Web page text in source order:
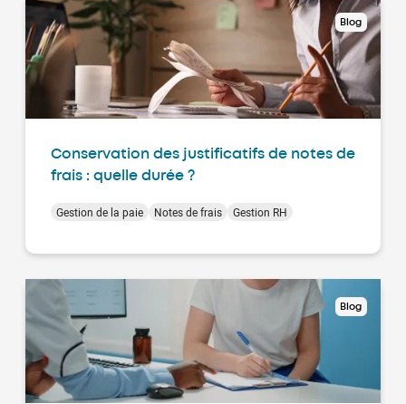
Blog
Conservation des justificatifs de notes de
frais : quelle durée ?
Gestion de la paie Notes de frais Gestion RH
Blog